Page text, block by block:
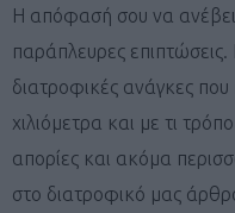
Η απόφασή σου να
παράπλευρες επιπτώσεις.
διατροφικές ανάγκες
χιλιόμετρα και με τι
απορίες και ακόμα
στο διατροφικό μας